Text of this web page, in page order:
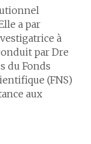
a par
à
par Dre
du Fonds
(FNS)
aux